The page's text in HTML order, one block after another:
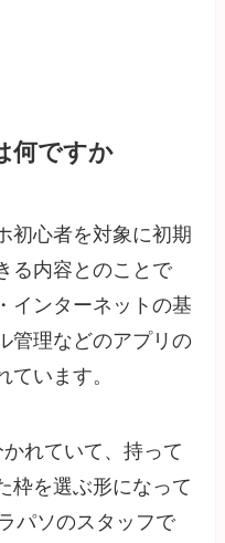
何ですか
初心者を対象に初期
る内容とのことで
インターネットの基
管理などのアプリの
ています。
れていて、持って
枠を選ぶ形になって
パソのスタッフで